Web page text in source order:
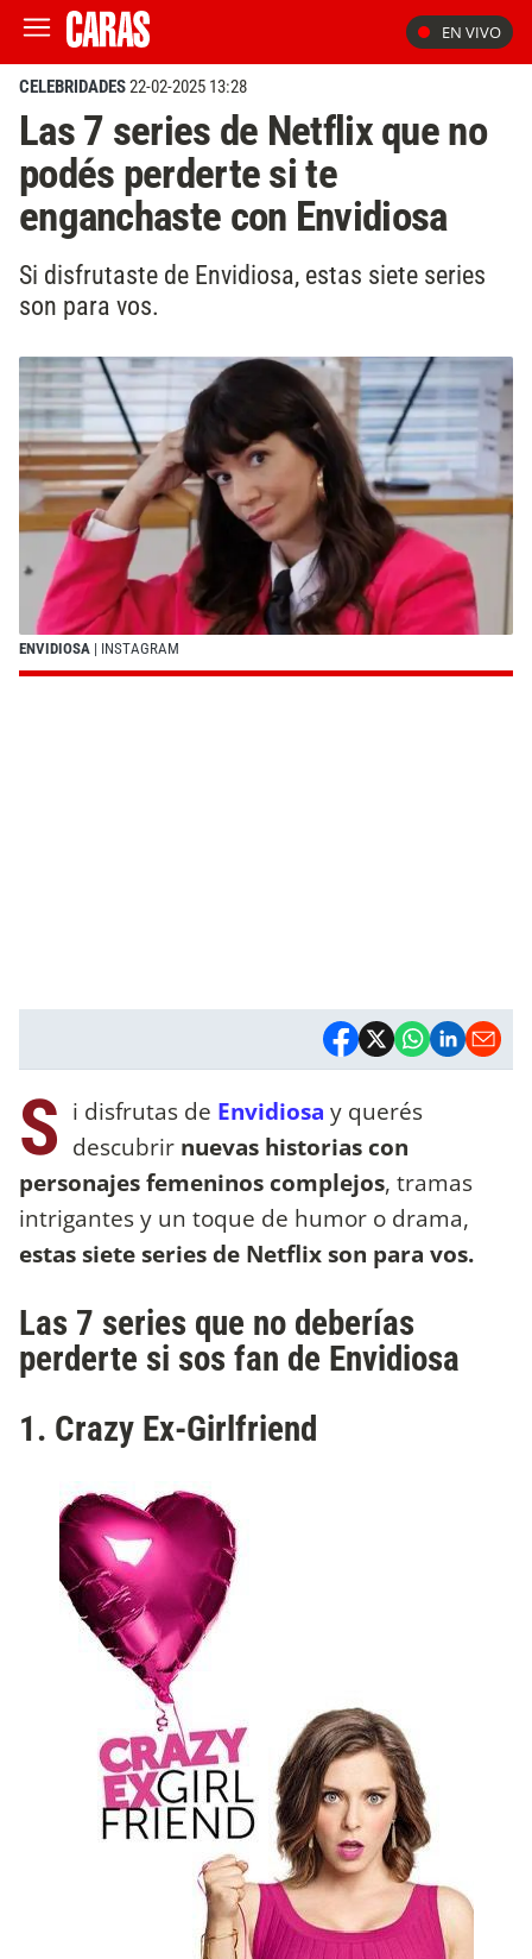
EN VIVO
CELEBRIDADES22-02-2025 13:28
Las 7 series de Netflix que no
podés perderte si te
enganchaste con Envidiosa
Si disfrutaste de Envidiosa, estas siete series
son para vos.
ENVIDIOSA | INSTAGRAM
S i disfrutas de Envidiosa y querés
descubrir nuevas historias con
personajes femeninos complejos, tramas
intrigantes y un toque de humor o drama,
estas siete series de Netflix son para vos.
Las 7 series que no deberías
perderte si sos fan de Envidiosa
1. Crazy Ex-Girlfriend